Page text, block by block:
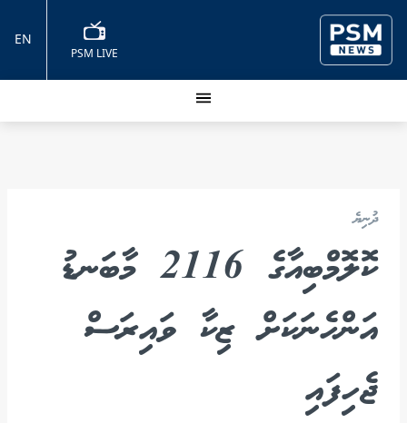
PSM LIVE
EN
ދުނިޔެ
ކޮލޮމްބިއާގެ 2116 މާބަނޑު
އަންހެނަކަށް ޒިކާ ވައިރަސް
ޖެހިފައި